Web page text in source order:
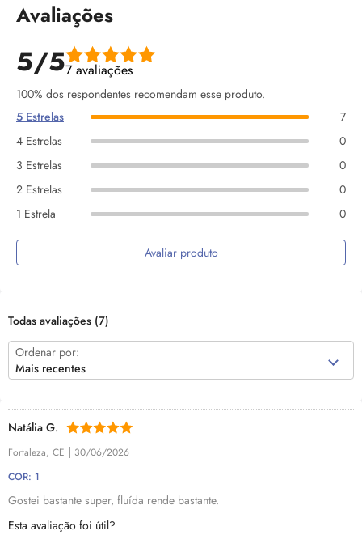
Avaliações
5/57 avaliações
100% dos respondentes recomendam esse produto.
5 Estrelas
7
4 Estrelas
0
3 Estrelas
0
2 Estrelas
0
1 Estrela
0
Avaliar produto
Todas avaliações (7)
Ordenar por:
Mais recentes
Natália G.
Fortaleza, CE | 30/06/2026
COR: 1
Gostei bastante super, fluída rende bastante.
Esta avaliação foi útil?